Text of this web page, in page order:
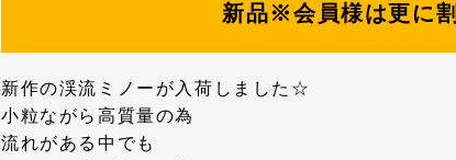
新品※会員様は更に
新作の渓流ミノーが入荷しました☆
小粒ながら高質量の為
流れがある中でも